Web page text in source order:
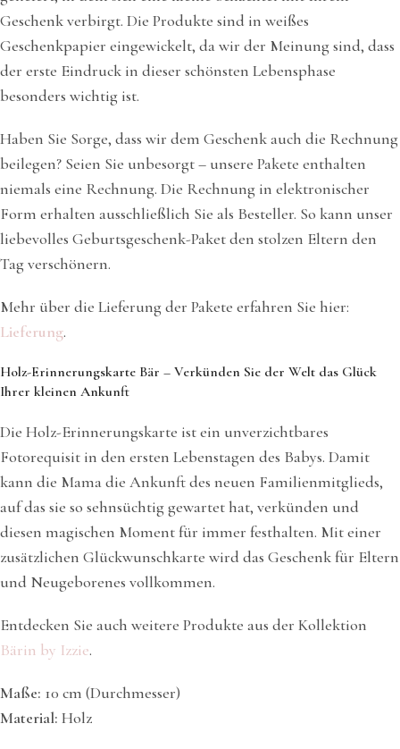
Geschenk verbirgt. Die Produkte sind in weißes
Geschenkpapier eingewickelt, da wir der Meinung sind, dass
der erste Eindruck in dieser schönsten Lebensphase
besonders wichtig ist.
Haben Sie Sorge, dass wir dem Geschenk auch die Rechnung
beilegen? Seien Sie unbesorgt – unsere Pakete enthalten
niemals eine Rechnung. Die Rechnung in elektronischer
Form erhalten ausschließlich Sie als Besteller. So kann unser
liebevolles Geburtsgeschenk-Paket den stolzen Eltern den
Tag verschönern.
Mehr über die Lieferung der Pakete erfahren Sie hier:
Lieferung.
Holz-Erinnerungskarte Bär – Verkünden Sie der Welt das Glück
Ihrer kleinen Ankunft
Die Holz-Erinnerungskarte ist ein unverzichtbares
Fotorequisit in den ersten Lebenstagen des Babys. Damit
kann die Mama die Ankunft des neuen Familienmitglieds,
auf das sie so sehnsüchtig gewartet hat, verkünden und
diesen magischen Moment für immer festhalten. Mit einer
zusätzlichen Glückwunschkarte wird das Geschenk für Eltern
und Neugeborenes vollkommen.
Entdecken Sie auch weitere Produkte aus der Kollektion
Bärin by Izzie.
Maße: 10 cm (Durchmesser)
Material: Holz